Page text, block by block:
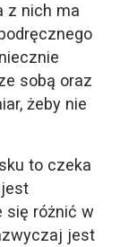
z nich ma
sobą oraz
żeby nie
to czeka
się różnić w
jest